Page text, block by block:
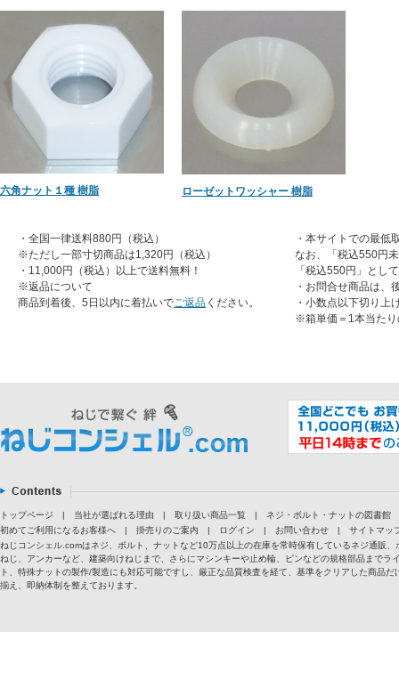
六角ナット１種 樹脂 ローゼットワッシャー 樹脂
・全国一律送料880円（税込）
※ただし一部寸切商品は1,320円（税込）
・11,000円（税込）以上で送料無料！
※返品について
商品到着後、5日以内に着払いでご返品 ください。
・本サイトでの最低
なお、「税込550円
「税込550円」とし
・お問合せ商品は、
・小数点以下切り上
※箱単価＝1本当たり
トップページ | 当社が選ばれる理由 | 取り扱い商品一覧 |
ネジ・ボルト・ナットの図書館
初めてご利用になるお客様へ
| 掛売りのご案内 | ログイン | お問い合わせ |
サイトマッ
ねじコンシェル.comはネジ、ボルト、ナットなど10万点以上の在庫を常時保有しているネジ通販
ねじ、アンカーなど、建築向けねじまで、さらにマシンキーや止め輪、ピンなどの規格部品まで
ト、特殊ナットの製作/製造にも対応可能ですし、厳正な品質検査を経て、基準をクリアした商品
揃え、即納体制を整えております。